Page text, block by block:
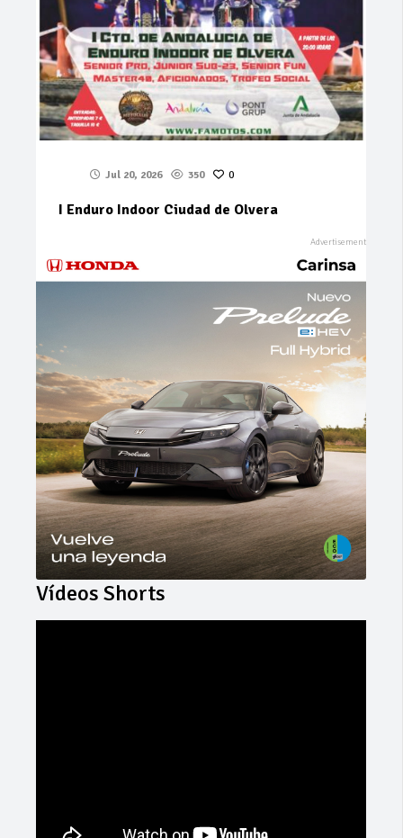
Jul 20, 2026 350 0
I Enduro Indoor Ciudad de Olvera
Vídeos Shorts